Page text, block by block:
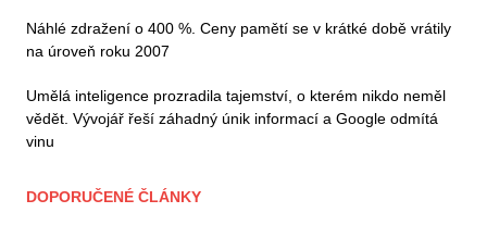
Náhlé zdražení o 400 %. Ceny pamětí se v krátké době vrátily
na úroveň roku 2007
Umělá inteligence prozradila tajemství, o kterém nikdo neměl
vědět. Vývojář řeší záhadný únik informací a Google odmítá
vinu
DOPORUČENÉ ČLÁNKY